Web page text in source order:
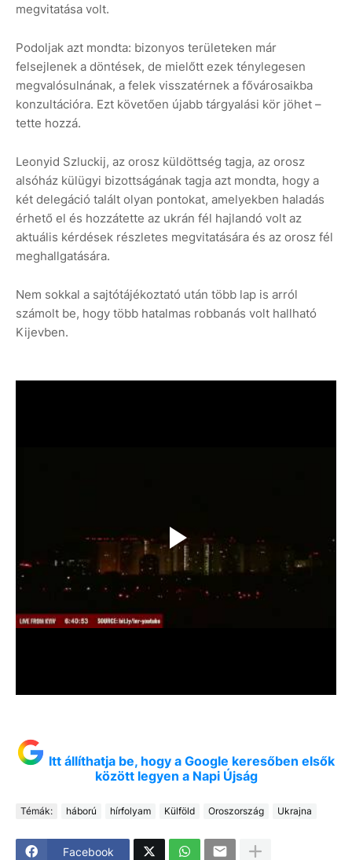
megvitatása volt.
Podoljak azt mondta: bizonyos területeken már
felsejlenek a döntések, de mielőtt ezek ténylegesen
megvalósulnának, a felek visszatérnek a fővárosaikba
konzultációra. Ezt követően újabb tárgyalási kör jöhet –
tette hozzá.
Leonyid Szluckij, az orosz küldöttség tagja, az orosz
alsóház külügyi bizottságának tagja azt mondta, hogy a
két delegáció talált olyan pontokat, amelyekben haladás
érhető el és hozzátette az ukrán fél hajlandó volt az
aktuális kérdések részletes megvitatására és az orosz fél
meghallgatására.
Nem sokkal a sajtótájékoztató után több lap is arról
számolt be, hogy több hatalmas robbanás volt hallható
Kijevben.
Itt állíthatja be, hogy a Google keresőben elsők
között legyen a Napi Újság
Témák: háború hírfolyam Külföld Oroszország Ukrajna
Facebook